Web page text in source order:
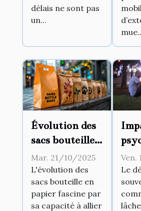
procès ?
délais ne sont pas
un...
Évolution des
sacs bouteille
en papier :
Style et
fonctionnalité
Mar. 21/10/2025
L'évolution des
sacs bouteille en
papier fascine par
sa capacité à allier
du
Ven.
Le